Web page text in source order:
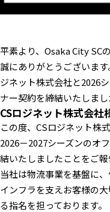
平素より、Osaka City SC
誠にありがとうございま
ジネット株式会社と2026
ナー契約を締結いたしま
CSロジネット株式会社
この度、CSロジネット
2026－2027シーズンのオ
結いたしましたことをご報
当社は物流事業を基盤に
インフラを支えお客様の
る指名を担っております。